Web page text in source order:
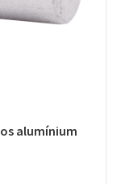
alumínium